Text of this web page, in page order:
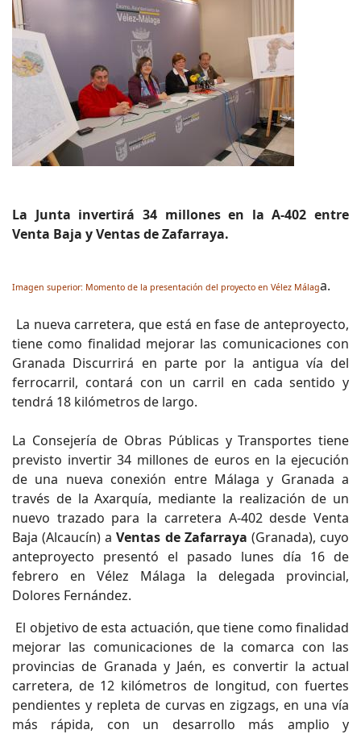
La Junta invertirá 34 millones en la A-402 entre
Venta Baja y Ventas de Zafarraya.
Imagen superior: Momento de la presentación del proyecto en Vélez Málaga.
La nueva carretera, que está en fase de anteproyecto,
tiene como finalidad mejorar las comunicaciones con
Granada Discurrirá en parte por la antigua vía del
ferrocarril, contará con un carril en cada sentido y
tendrá 18 kilómetros de largo.
La Consejería de Obras Públicas y Transportes tiene
previsto invertir 34 millones de euros en la ejecución
de una nueva conexión entre Málaga y Granada a
través de la Axarquía, mediante la realización de un
nuevo trazado para la carretera A-402 desde Venta
Baja (Alcaucín) aVentas de Zafarraya (Granada), cuyo
anteproyecto presentó el pasado lunes día 16 de
febrero en Vélez Málaga la delegada provincial,
Dolores Fernández.
El objetivo de esta actuación, que tiene como finalidad
mejorar las comunicaciones de la comarca con las
provincias de Granada y Jaén, es convertir la actual
carretera, de 12 kilómetros de longitud, con fuertes
pendientes y repleta de curvas en zigzags, en una vía
más rápida, con un desarrollo más amplio y